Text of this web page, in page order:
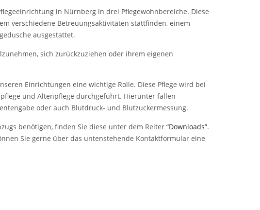
in Nürnberg in drei Pflegewohnbereiche. Diese
verschiedene Betreuungsaktivitäten stattfinden, einem
ausgestattet.
sich zurückzuziehen oder ihrem eigenen
Einrichtungen eine wichtige Rolle. Diese Pflege wird bei
und Altenpflege durchgeführt. Hierunter fallen
oder auch Blutdruck- und Blutzuckermessung.
benötigen, finden Sie diese unter dem Reiter “Downloads”.
Sie gerne über das untenstehende Kontaktformular eine